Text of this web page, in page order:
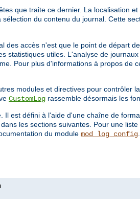
que traite ce dernier. La localisation
sélection du contenu du journal. Cette
des accès n'est que le point de départ
statistiques utiles. L'analyse de
Pour plus d'informations à propos de
modules et directives pour contrôler
CustomLog rassemble désormais les
est défini à l'aide d'une chaîne de
les sections suivantes. Pour une
du module mod_log_config.